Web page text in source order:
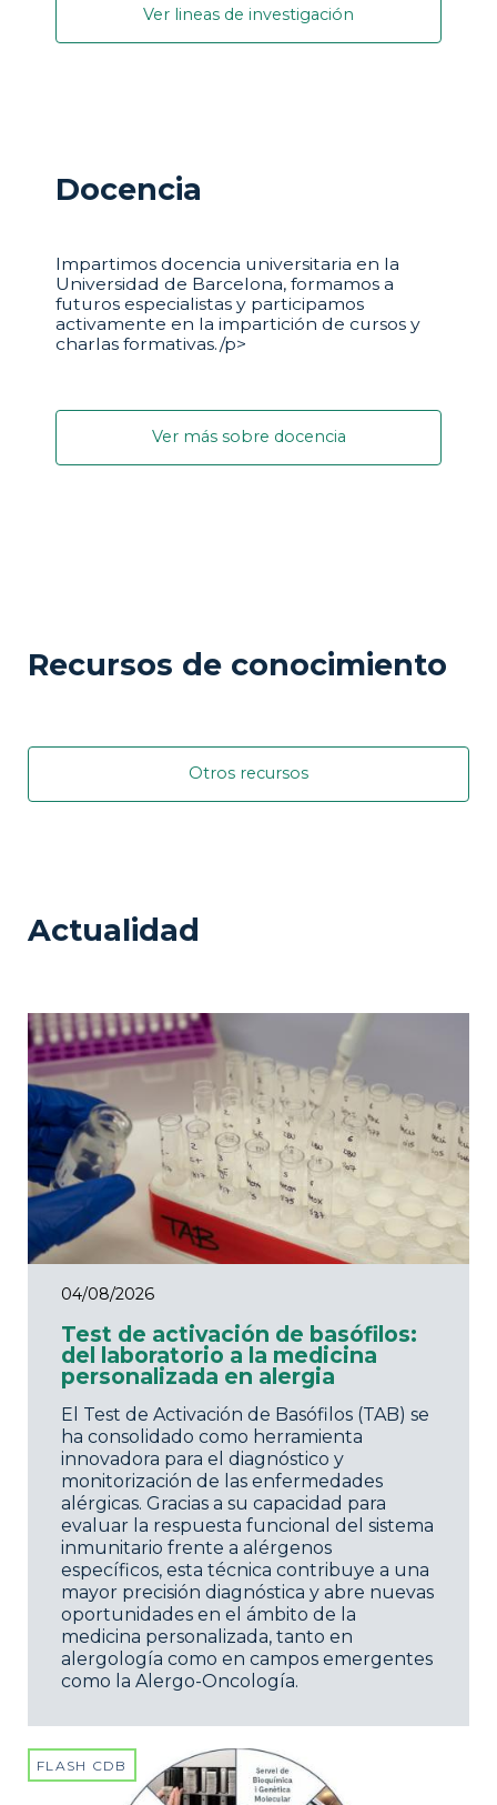
Ver lineas de investigación
Docencia
Impartimos docencia universitaria en la
Universidad de Barcelona, formamos a
futuros especialistas y participamos
activamente en la impartición de cursos y
charlas formativas./p>
Ver más sobre docencia
Recursos de conocimiento
Otros recursos
Actualidad
04/08/2026
Test de activación de basófilos:
del laboratorio a la medicina
personalizada en alergia
El Test de Activación de Basófilos (TAB) se
ha consolidado como herramienta
innovadora para el diagnóstico y
monitorización de las enfermedades
alérgicas. Gracias a su capacidad para
evaluar la respuesta funcional del sistema
inmunitario frente a alérgenos
específicos, esta técnica contribuye a una
mayor precisión diagnóstica y abre nuevas
oportunidades en el ámbito de la
medicina personalizada, tanto en
alergología como en campos emergentes
como la Alergo-Oncología.
FLASH CDB